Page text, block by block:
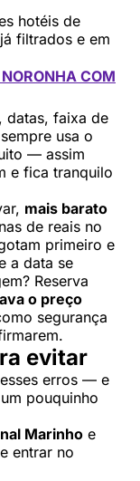
hotéis de
filtrados e em
COM
datas, faixa de
usa o
— assim
e fica tranquilo
mais barato
de reais no
primeiro e
a data se
Reserva
o preço
segurança
evitar
erros — e
pouquinho
Marinho e
entrar no